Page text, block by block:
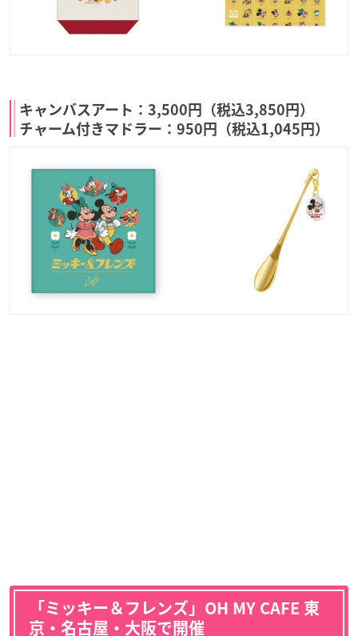
キャンバスアート：3,500円（税込3,850円）
チャーム付きマドラー：950円（税込1,045円）
「ミッキー＆フレンズ」OH MY CAFE 東
京・名古屋・大阪で開催